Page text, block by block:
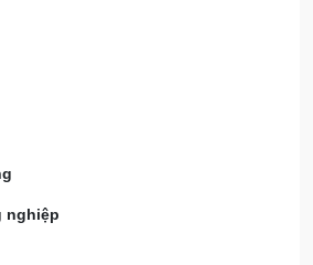
nghiệp